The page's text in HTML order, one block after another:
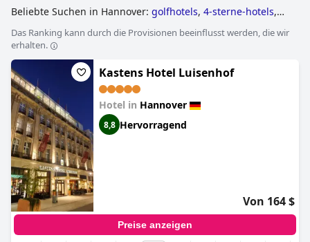
Beliebte Suchen in Hannover: golfhotels, 4-sterne-hotels,
hotels,3-sterne-hotelsandhotels mit pool.
Das Ranking kann durch die Provisionen beeinflusst werden, die wir
erhalten.
Kastens Hotel Luisenhof
Hotel in Hannover
8,8 Hervorragend
Von 164 $
Preise anzeigen